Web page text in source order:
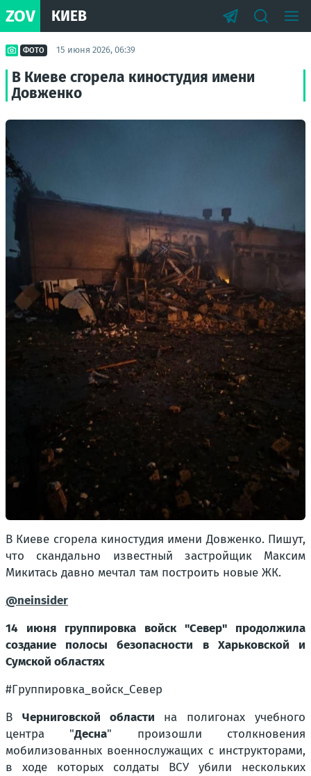
ZOV КИЕВ
ФОТО 15 июня 2026, 06:39
В Киеве сгорела киностудия имени
Довженко
В Киеве сгорела киностудия имени Довженко. Пишут,
что скандально известный застройщик Максим
Микитась давно мечтал там построить новые ЖК.
@neinsider
14 июня группировка войск "Север" продолжила
создание полосы безопасности в Харьковской и
Сумской областях
#Группировка_войск_Север
В Черниговской области на полигонах учебного
центра "Десна" произошли столкновения
мобилизованных военнослужащих с инструкторами,
в ходе которых солдаты ВСУ убили нескольких